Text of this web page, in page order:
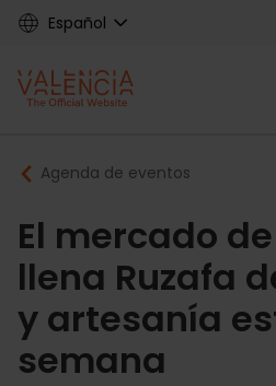
Skip
content
Español
Main
navigation
Breadcrumb
Agenda de eventos
El mercado
llena Ruzafa
y artesanía
semana